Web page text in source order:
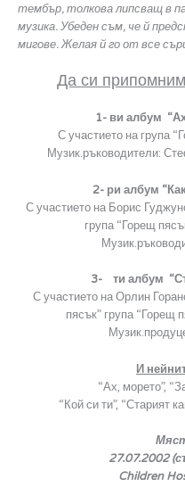
тембър, толкова липсващ в
музика. Убеден съм, че й
мигове. Желая й го от все
Да си
1- ви албум
С участието на група
Музик.ръководители:
2- ри албум
С участието на Борис
група “Горещ
3- ти албум
С участието на Орлин
пясък” група “Горещ
И
“Ах, морето”,
“Кой си ти”, “Старият
27.07.2002
Children